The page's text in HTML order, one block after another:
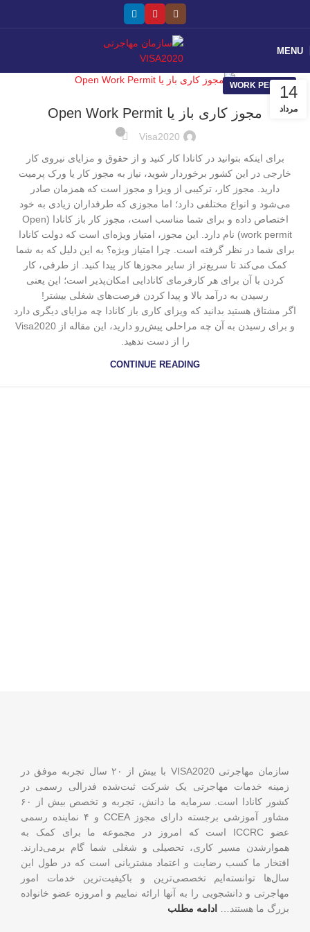
MENU
14
مرداد
WORK PERMIT
مجوز کاری باز یا Open Work Permit
Visa2020 ۰
برای اینکه بتوانید در کانادا کار کنید و از حقوق و مزایای نیروی کار
خارجی در این کشور برخوردار شوید، نیاز به مجوز کار یا ورک پرمیت
دارید. مجوز کار، ترکیبی از ویزا و مجوز است که همزمان صادر
می‌شود و انواع مختلفی دارد؛ اما مجوزی که طرفداران زیادی به خود
اختصاص داده و برای شما مناسب است، مجوز کار باز کانادا (Open
work permit) نام دارد. این مجوز، امتیاز ویژه‌ای است که دولت کانادا
برای شما در نظر گرفته است. چرا امتیاز ویژه؟ به این دلیل که به شما
کمک می‌کند تا سریع‌تر از سایر مجوزها کار پیدا کنید. از طرفی، کار
کردن با آن برای هر کارفرمای کانادایی امکان‌پذیر است؛ این یعنی
رسیدن به درآمد بالا و پیدا کردن فرصت‌های شغلی بیشتر!
اگر مشتاق هستید بدانید که ویزای کاری باز کانادا چه مزایای دیگری دارد
و برای رسیدن به آن چه مراحلی پیش‌رو دارید، این مقاله از Visa2020
را از دست ندهید.
CONTINUE READING
سازمان مهاجرتی VISA2020 با بیش از ۲۰ سال تجربه موفق در
زمینه خدمات مهاجرتی یک شرکت ثبت‌شده فدرالی رسمی در
کشور کانادا است. سرمایه ما دانش، تجربه و تخصص بیش از ۶۰
مشاور آموزشی برجسته دارای مجوز CCEA و ۴ نماینده رسمی
عضو ICCRC است که امروز در مجموعه ما برای کمک به
هموارشدن مسیر کاری، تحصیلی و شغلی شما گام برمی‌دارند.
افتخار ما کسب رضایت و اعتماد مشتریانی است که در طول این
سال‌ها توانسته‌ایم تخصصی‌ترین و باکیفیت‌ترین خدمات امور
مهاجرتی و دانشجویی را به آنها ارائه نماییم و امروزه عضو خانواده
بزرگ ما هستند… ادامه مطلب